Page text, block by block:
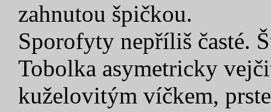
zahnutou špičkou.
Sporofyty nepříliš časté.
Tobolka asymetricky
kuželovitým víčkem,